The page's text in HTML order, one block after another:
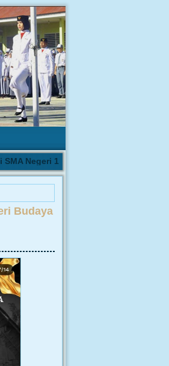
Negeri 1 Biau | Pengumuman hasil
Budaya